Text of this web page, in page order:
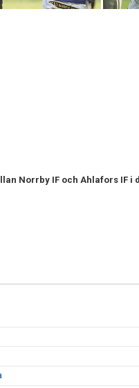
Norrby IF och Ahlafors IF i